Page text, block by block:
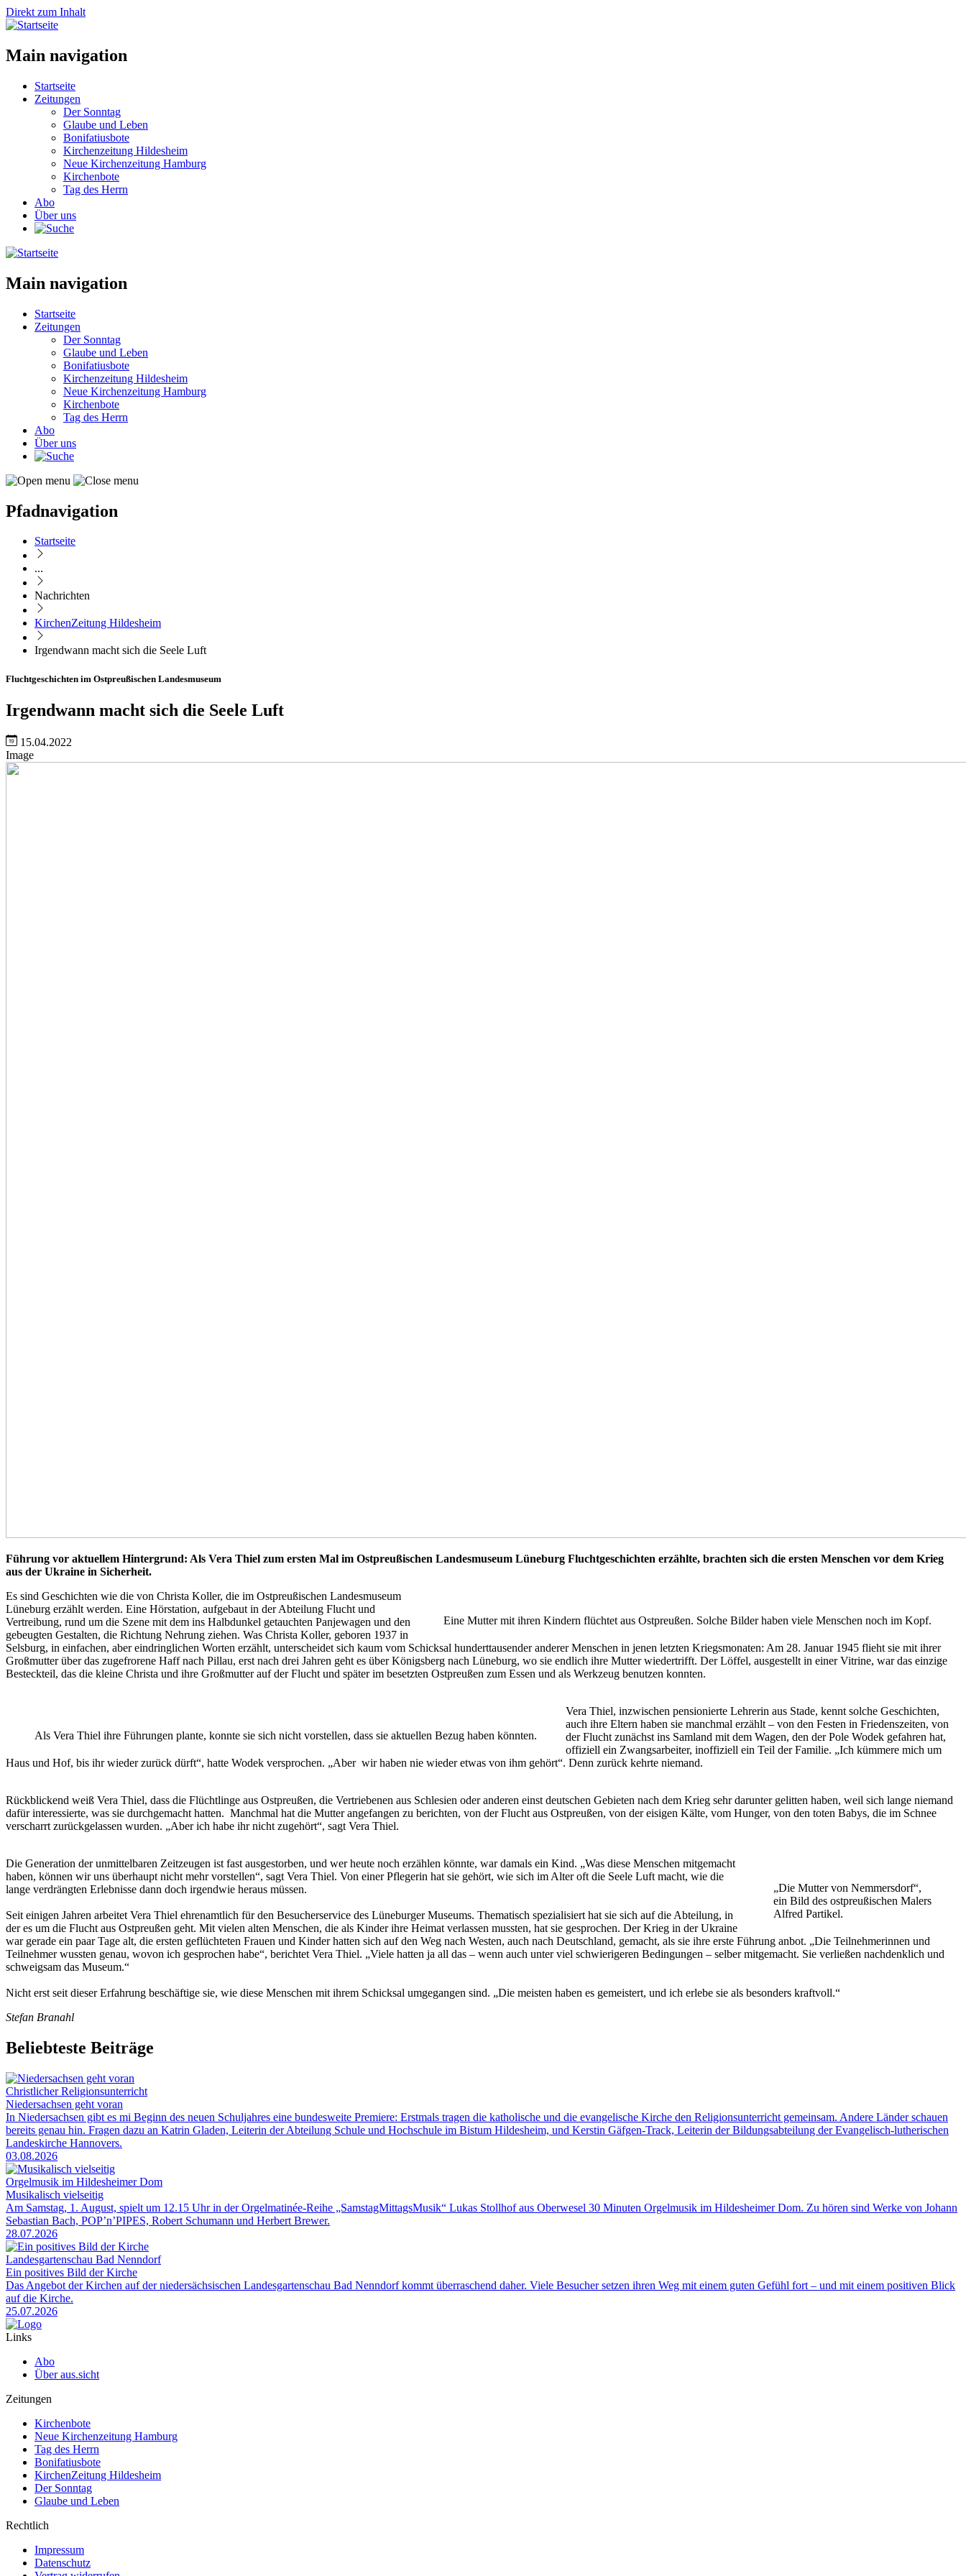
Direkt zum Inhalt
Main navigation
Startseite
Zeitungen
Der Sonntag
Glaube und Leben
Bonifatiusbote
Kirchenzeitung Hildesheim
Neue Kirchenzeitung Hamburg
Kirchenbote
Tag des Herrn
Abo
Über uns
Main navigation
Startseite
Zeitungen
Der Sonntag
Glaube und Leben
Bonifatiusbote
Kirchenzeitung Hildesheim
Neue Kirchenzeitung Hamburg
Kirchenbote
Tag des Herrn
Abo
Über uns
Pfadnavigation
Startseite
...
Nachrichten
KirchenZeitung Hildesheim
Irgendwann macht sich die Seele Luft
Fluchtgeschichten im Ostpreußischen Landesmuseum
Irgendwann macht sich die Seele Luft
15.04.2022
Image
Führung vor aktuellem Hintergrund: Als Vera Thiel zum ersten Mal im Ostpreußischen Landesmuseum Lüneburg Fluchtgeschichten erzählte, brachten sich die ersten Menschen vor dem Krieg
aus der Ukraine in Sicherheit.
Eine Mutter mit ihren Kindern flüchtet aus Ostpreußen. Solche Bilder haben viele Menschen noch im Kopf.
Es sind Geschichten wie die von Christa Koller, die im Ostpreußischen Landesmuseum
Lüneburg erzählt werden. Eine Hörstation, aufgebaut in der Abteilung Flucht und
Vertreibung, rund um die Szene mit dem ins Halbdunkel getauchten Panjewagen und den
gebeugten Gestalten, die Richtung Nehrung ziehen. Was Christa Koller, geboren 1937 in
Selsburg, in einfachen, aber eindringlichen Worten erzählt, unterscheidet sich kaum vom Schicksal hunderttausender anderer Menschen in jenen letzten Kriegsmonaten: Am 28. Januar 1945 flieht sie mit ihrer
Großmutter über das zugefrorene Haff nach Pillau, erst nach drei Jahren geht es über Königsberg nach Lüneburg, wo sie endlich ihre Mutter wiedertrifft. Der Löffel, ausgestellt in einer Vitrine, war das einzige
Besteckteil, das die kleine Christa und ihre Großmutter auf der Flucht und später im besetzten Ostpreußen zum Essen und als Werkzeug benutzen konnten.
Als Vera Thiel ihre Führungen plante, konnte sie sich nicht vorstellen, dass sie aktuellen Bezug haben könnten.
Vera Thiel, inzwischen pensionierte Lehrerin aus Stade, kennt solche Geschichten,
auch ihre Eltern haben sie manchmal erzählt – von den Festen in Friedenszeiten, von
der Flucht zunächst ins Samland mit dem Wagen, den der Pole Wodek gefahren hat,
offiziell ein Zwangsarbeiter, inoffiziell ein Teil der Familie. „Ich kümmere mich um
Haus und Hof, bis ihr wieder zurück dürft“, hatte Wodek versprochen. „Aber wir haben nie wieder etwas von ihm gehört“. Denn zurück kehrte niemand.
Rückblickend weiß Vera Thiel, dass die Flüchtlinge aus Ostpreußen, die Vertriebenen aus Schlesien oder anderen einst deutschen Gebieten nach dem Krieg sehr darunter gelitten haben, weil sich lange niemand
dafür interessierte, was sie durchgemacht hatten. Manchmal hat die Mutter angefangen zu berichten, von der Flucht aus Ostpreußen, von der eisigen Kälte, vom Hunger, von den toten Babys, die im Schnee
verscharrt zurückgelassen wurden. „Aber ich habe ihr nicht zugehört“, sagt Vera Thiel.
„Die Mutter von Nemmersdorf“,
ein Bild des ostpreußischen Malers
Alfred Partikel.
Die Generation der unmittelbaren Zeitzeugen ist fast ausgestorben, und wer heute noch erzählen könnte, war damals ein Kind. „Was diese Menschen mitgemacht
haben, können wir uns überhaupt nicht mehr vorstellen“, sagt Vera Thiel. Von einer Pflegerin hat sie gehört, wie sich im Alter oft die Seele Luft macht, wie die
lange verdrängten Erlebnisse dann doch irgendwie heraus müssen.
Seit einigen Jahren arbeitet Vera Thiel ehrenamtlich für den Besucherservice des Lüneburger Museums. Thematisch spezialisiert hat sie sich auf die Abteilung, in
der es um die Flucht aus Ostpreußen geht. Mit vielen alten Menschen, die als Kinder ihre Heimat verlassen mussten, hat sie gesprochen. Der Krieg in der Ukraine
war gerade ein paar Tage alt, die ersten geflüchteten Frauen und Kinder hatten sich auf den Weg nach Westen, auch nach Deutschland, gemacht, als sie ihre erste Führung anbot. „Die Teilnehmerinnen und
Teilnehmer wussten genau, wovon ich gesprochen habe“, berichtet Vera Thiel. „Viele hatten ja all das – wenn auch unter viel schwierigeren Bedingungen – selber mitgemacht. Sie verließen nachdenklich und
schweigsam das Museum.“
Nicht erst seit dieser Erfahrung beschäftige sie, wie diese Menschen mit ihrem Schicksal umgegangen sind. „Die meisten haben es gemeistert, und ich erlebe sie als besonders kraftvoll.“
Stefan Branahl
Beliebteste Beiträge
Christlicher Religionsunterricht
Niedersachsen geht voran
In Niedersachsen gibt es mi Beginn des neuen Schuljahres eine bundesweite Premiere: Erstmals tragen die katholische und die evangelische Kirche den Religionsunterricht gemeinsam. Andere Länder schauen
bereits genau hin. Fragen dazu an Katrin Gladen, Leiterin der Abteilung Schule und Hochschule im Bistum Hildesheim, und Kerstin Gäfgen-Track, Leiterin der Bildungsabteilung der Evangelisch-lutherischen
Landeskirche Hannovers.
03.08.2026
Orgelmusik im Hildesheimer Dom
Musikalisch vielseitig
Am Samstag, 1. August, spielt um 12.15 Uhr in der Orgelmatinée-Reihe „SamstagMittagsMusik“ Lukas Stollhof aus Oberwesel 30 Minuten Orgelmusik im Hildesheimer Dom. Zu hören sind Werke von Johann
Sebastian Bach, POP’n’PIPES, Robert Schumann und Herbert Brewer.
28.07.2026
Landesgartenschau Bad Nenndorf
Ein positives Bild der Kirche
Das Angebot der Kirchen auf der niedersächsischen Landesgartenschau Bad Nenndorf kommt überraschend daher. Viele Besucher setzen ihren Weg mit einem guten Gefühl fort – und mit einem positiven Blick
auf die Kirche.
25.07.2026
Links
Abo
Über aus.sicht
Zeitungen
Kirchenbote
Neue Kirchenzeitung Hamburg
Tag des Herrn
Bonifatiusbote
KirchenZeitung Hildesheim
Der Sonntag
Glaube und Leben
Rechtlich
Impressum
Datenschutz